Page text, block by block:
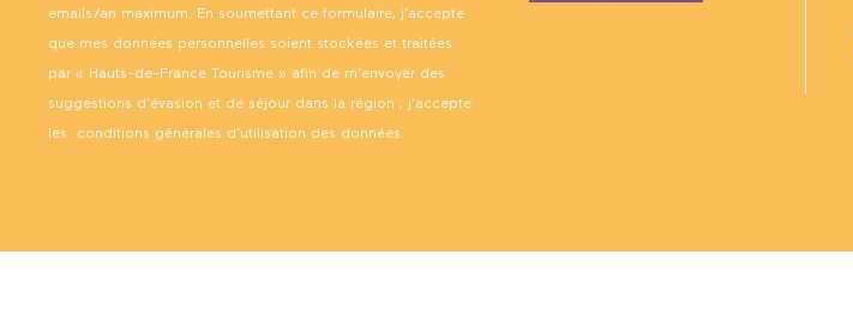
emails/an maximum. En soumettant ce formulaire, j’accepte
que mes données personnelles soient stockées et traitées
par « Hauts-de-France Tourisme » afin de m’envoyer des
suggestions d’évasion et de séjour dans la région ; j’accepte
les conditions générales d’utilisation des données.